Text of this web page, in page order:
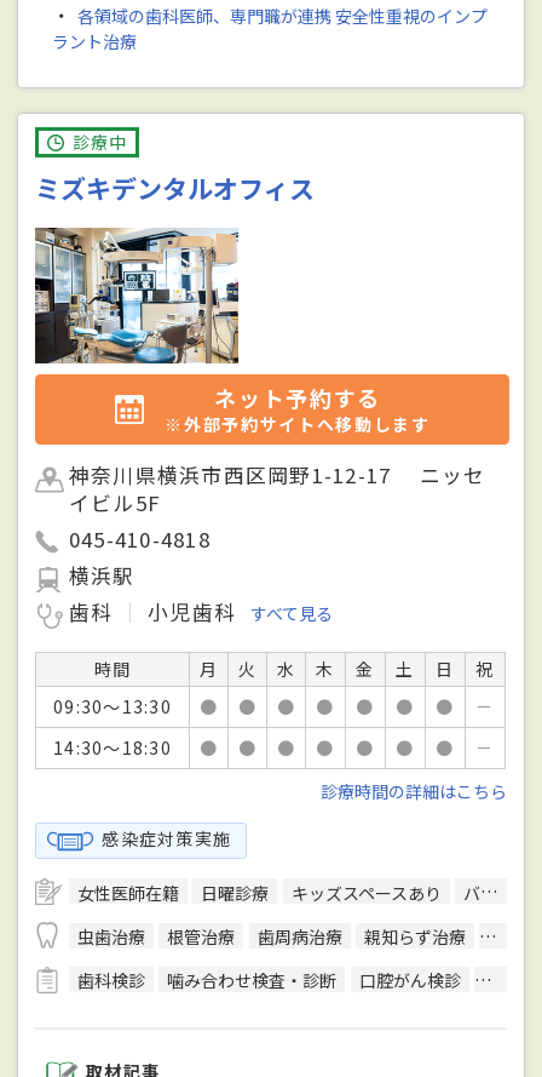
・ 各領域の歯科医師、専門職が連携 安全性重視のインプ
ラント治療
診療中
ミズキデンタルオフィス
ネット予約する
※外部予約サイトへ移動します
神奈川県横浜市西区岡野1-12-17 ニッセ
イビル5F
045-410-4818
横浜駅
歯科
小児歯科 すべて見る
時間 月 火 水 木 金 土 日
祝
09:30～13:30
● ● ● ● ● ● ●
－
14:30～18:30
● ● ● ● ● ● ●
－
診療時間の詳細はこちら
感染症対策実施
女性医師在籍 日曜診療 キッズスペースあり
バリアフリー対応
虫歯治療
根管治療 歯周病治療 親知らず治療
顎関
歯科検診
噛み合わせ検査・診断 口腔がん検診 唾液検
取材記事